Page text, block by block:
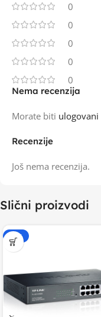
0
0
0
0
0
Recenzije
Još nema recenzija.
Nema recenzija
Morate biti ulogovani
Slični proizvodi
-20%